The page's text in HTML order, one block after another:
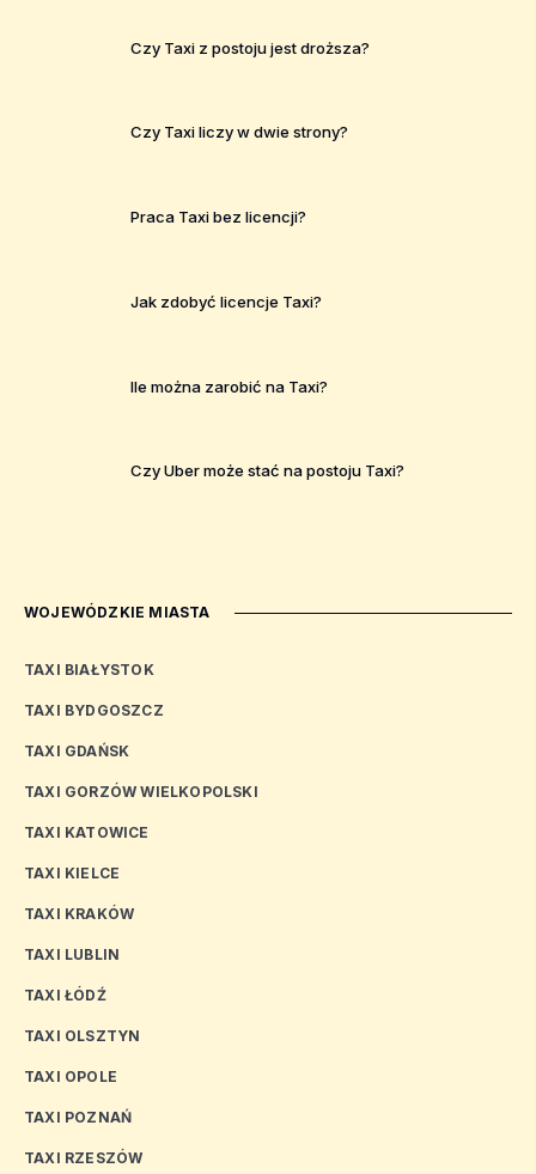
Czy Taxi z postoju jest droższa?
Czy Taxi liczy w dwie strony?
Praca Taxi bez licencji?
Jak zdobyć licencje Taxi?
Ile można zarobić na Taxi?
Czy Uber może stać na postoju Taxi?
WOJEWÓDZKIE MIASTA
TAXI BIAŁYSTOK
TAXI BYDGOSZCZ
TAXI GDAŃSK
TAXI GORZÓW WIELKOPOLSKI
TAXI KATOWICE
TAXI KIELCE
TAXI KRAKÓW
TAXI LUBLIN
TAXI ŁÓDŹ
TAXI OLSZTYN
TAXI OPOLE
TAXI POZNAŃ
TAXI RZESZÓW